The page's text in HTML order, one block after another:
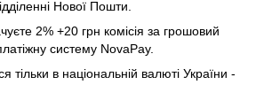
Нової Пошти.
2% +20 грн комісія за грошовий
систему NovaPay.
тільки в національній валюті України -